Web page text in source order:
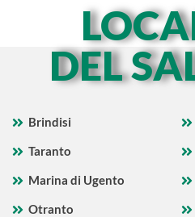
DEL
Brindisi
Taranto
Marina di Ugento
Otranto